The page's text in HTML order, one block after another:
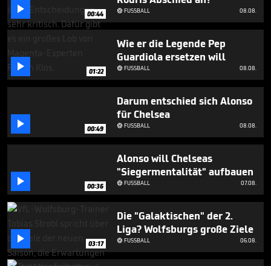
seconds
 00:44 FUSSBALL 08.08.
 01:22
Wie er die Legende Pep
Guardiola ersetzen will
FUSSBALL 08.08.
 00:49
Darum entschied sich Alonso
für Chelsea
FUSSBALL 08.08.
 00:36
Alonso will Chelseas
"Siegermentalität" aufbauen
FUSSBALL 07.08.
 03:17
Die "Galaktischen" der 2.
Liga? Wolfsburgs große Ziele
FUSSBALL 06.08.